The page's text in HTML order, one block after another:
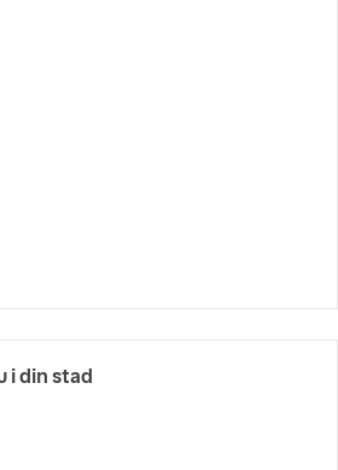
i din stad